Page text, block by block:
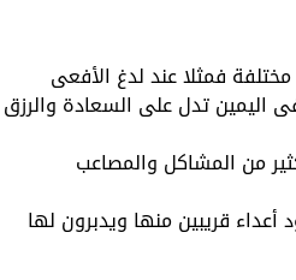
فمثلا عند لدغ الأفعى
اليمين تدل على السعادة والرزق
من المشاكل والمصاعب
قريبين منها ويدبرون لها